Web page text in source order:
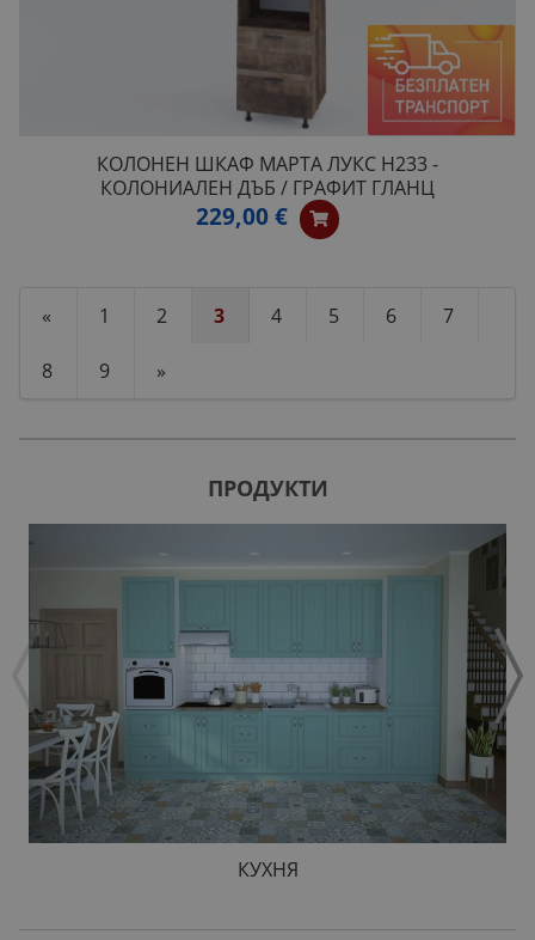
КОЛОНЕН ШКАФ МАРТА ЛУКС H233 -
КОЛОНИАЛЕН ДЪБ / ГРАФИТ ГЛАНЦ
229,00 €
« 1 2 3 4 5 6 7
8 9 »
ПРОДУКТИ
КУХНЯ